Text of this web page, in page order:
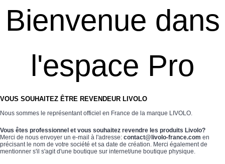
Spéciales
Pièces
Apoyo
Espace PRO
Bienvenue dans
l'espace Pro
Il vous suffira ensuite de vous connecter et vous consulterez alors le site
directement avec les tarifs professionnels.
Par téléphone : +33 (0)9 50 97 09 09
Nous sommes à votre écoute !
VOUS SOUHAITEZ ÊTRE REVENDEUR LIVOLO
Nous sommes le représentant officiel en France de la marque LIVOLO.
Vous êtes professionnel et vous souhaitez revendre les produits Livolo?
Merci de nous envoyer un e-mail à l'adresse: contact@livolo-france.com en
précisant le nom de votre société et sa date de création. Merci également de
mentionner s'il s'agit d'une boutique sur internet/une boutique physique.